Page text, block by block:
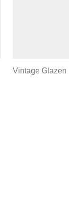
Vintage Glazen